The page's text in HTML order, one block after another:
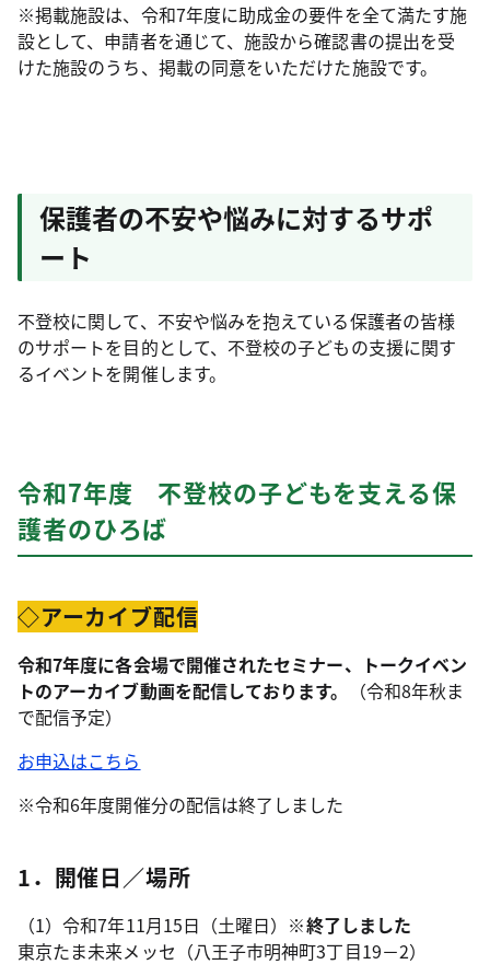
※掲載施設は、令和7年度に助成金の要件を全て満たす施
設として、申請者を通じて、施設から確認書の提出を受
けた施設のうち、掲載の同意をいただけた施設です。
保護者の不安や悩みに対するサポ
ート
不登校に関して、不安や悩みを抱えている保護者の皆様
のサポートを目的として、不登校の子どもの支援に関す
るイベントを開催します。
令和7年度 不登校の子どもを支える保
護者のひろば
◇アーカイブ配信
令和7年度に各会場で開催されたセミナー、トークイベン
トのアーカイブ動画を配信しております。
（令和8年秋ま
で配信予定）
お申込はこちら
※令和6年度開催分の配信は終了しました
1．開催日／場所
（1）令和7年11月15日（土曜日） ※終了しました
東京たま未来メッセ（八王子市明神町3丁目19－2）